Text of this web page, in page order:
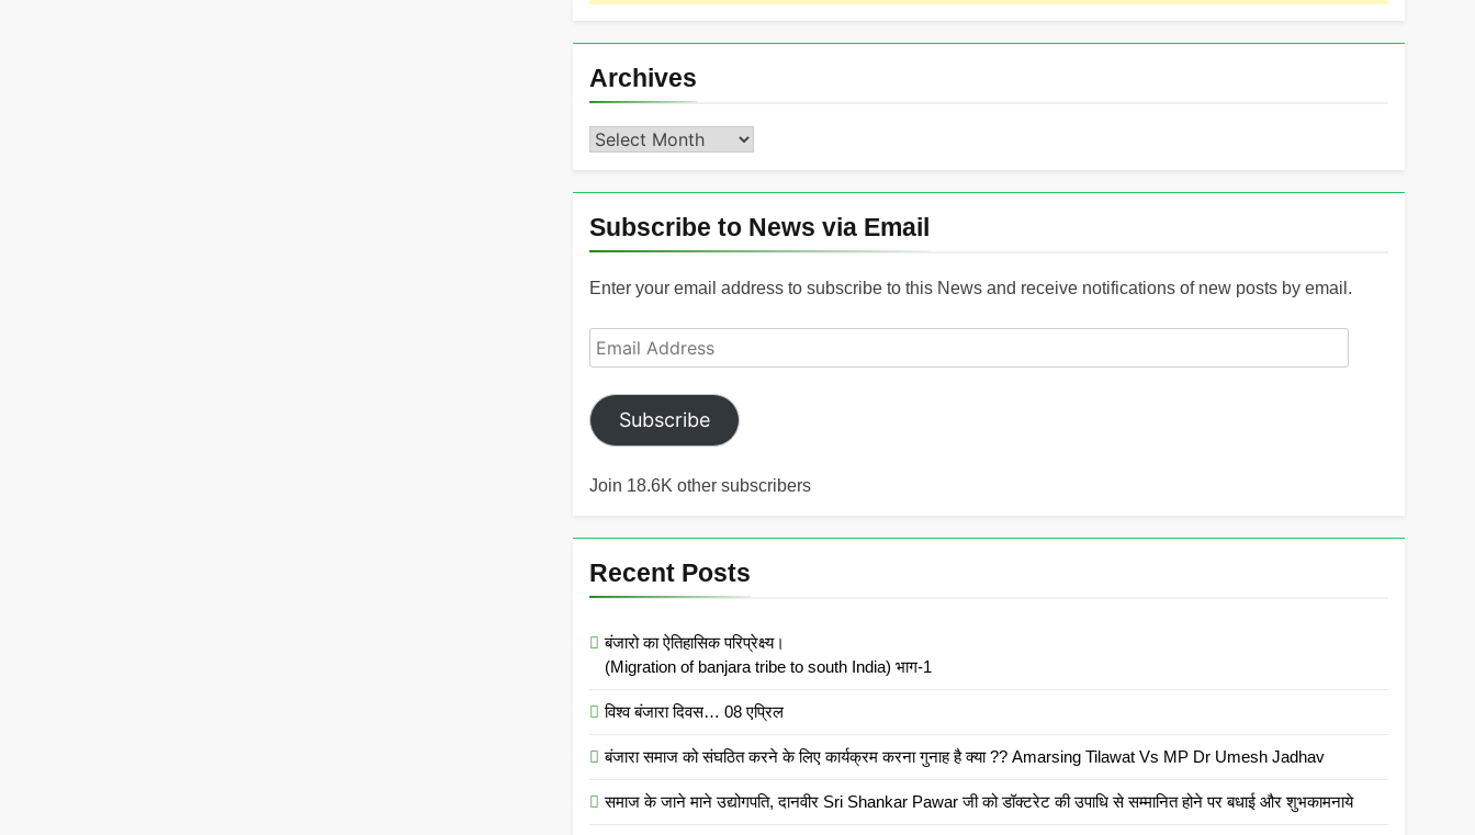
Archives
Archives
Subscribe to News via Email
Enter your email address to subscribe to this News and receive notifications of new posts by email.
Email
Address
Subscribe
Join 18.6K other subscribers
Recent Posts
बंजारो का ऐतिहासिक परिप्रेक्ष्य।
(Migration of banjara tribe to south India) भाग-1
विश्व बंजारा दिवस… 08 एप्रिल
बंजारा समाज को संघठित करने के लिए कार्यक्रम करना गुनाह है क्या ?? Amarsing Tilawat Vs MP Dr Umesh Jadhav
समाज के जाने माने उद्योगपति, दानवीर Sri Shankar Pawar जी को डॉक्टरेट की उपाधि से सम्मानित होने पर बधाई और शुभकामनाये